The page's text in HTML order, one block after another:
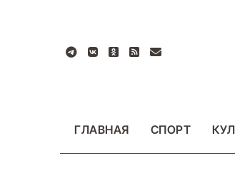
содержанию
ГЛАВНАЯ СПОРТ